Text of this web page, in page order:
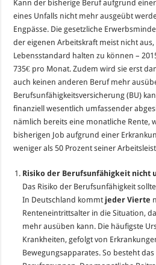
Kann der bisherige Beruf aufgrund
eines Unfalls nicht mehr ausgeübt
Engpässe. Die gesetzliche
der eigenen Arbeitskraft meist nicht
Lebensstandard halten zu können –
735€ pro Monat. Zudem wird sie erst
auch keinen anderen Beruf mehr
Berufsunfähigkeitsversicherung (BU)
finanziell wesentlich umfassender
nämlich bereits eine monatliche Rente,
bisherigen Job aufgrund einer
weniger als 50 Prozent seiner
Risiko der Berufsunfähigkeit nicht
Das Risiko der Berufsunfähigkeit
In Deutschland kommt jeder Vierte
Renteneintrittsalter in die Situation,
mehr ausüben kann. Die häufigste
Krankheiten, gefolgt von
Bewegungsapparates. So besteht